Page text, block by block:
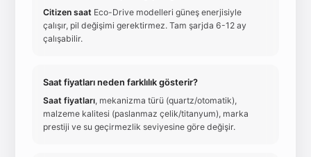
Citizen saat Eco-Drive modelleri güneş enerjisiyle
çalışır, pil değişimi gerektirmez. Tam şarjda 6-12 ay
çalışabilir.
Saat fiyatları neden farklılık gösterir?
Saat fiyatları, mekanizma türü (quartz/otomatik),
malzeme kalitesi (paslanmaz çelik/titanyum), marka
prestiji ve su geçirmezlik seviyesine göre değişir.